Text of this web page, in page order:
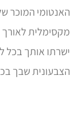
מקסימלית לאורך
ישרתו אותך בכל
הצבעונית שבך בכל